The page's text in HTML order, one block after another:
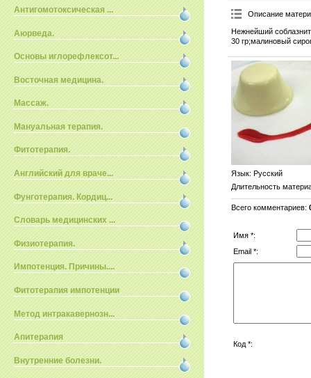
Антигомотоксическая ...
Аюрведа.
Основы иглорефлексот...
Восточная медицина.
Массаж.
Мануальная терапия.
Фитотерапия.
Английский для враче...
Фунготерапия. Кордиц...
Словарь медицинских ...
Физиотерапия.
Импотенция. Причины....
Фитотерапия импотенции
Метод интракавернозн...
Апитерапия
Внутренние болезни.
Описание
Нежнейший
30 гр;малиновый
Язык: Русский
Длительность
Всего комментариев:
Имя *:
Email *:
Код *: